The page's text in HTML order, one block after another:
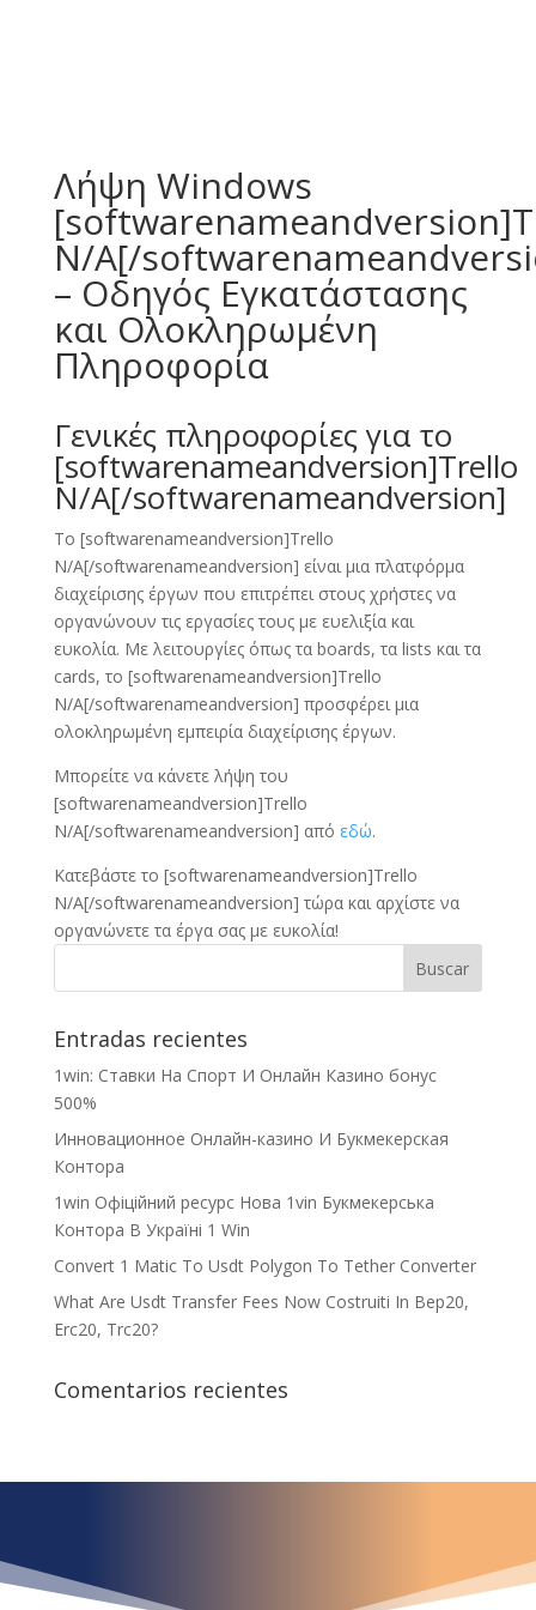
Λήψη Windows
N/A[/
– Οδηγός Εγκατάστασης
και Ολοκληρωμένη
Πληροφορία
Γενικές πληροφορίες για το
[softwarenameandversion]Trello
N/A[/softwarenameandversion]
Το [softwarenameandversion]Trello
N/A[/softwarenameandversion] είναι μια πλατφόρμα
διαχείρισης έργων που επιτρέπει στους χρήστες να
οργανώνουν τις εργασίες τους με ευελιξία και
ευκολία. Με λειτουργίες όπως τα boards, τα lists και τα
cards, το [softwarenameandversion]Trello
N/A[/softwarenameandversion] προσφέρει μια
ολοκληρωμένη εμπειρία διαχείρισης έργων.
Μπορείτε να κάνετε λήψη του
[softwarenameandversion]Trello
N/A[/softwarenameandversion] από εδώ.
Κατεβάστε το [softwarenameandversion]Trello
N/A[/softwarenameandversion] τώρα και αρχίστε να
οργανώνετε τα έργα σας με ευκολία!
Entradas recientes
1win: Ставки На Cпорт И Онлайн Казино бонус
500%
Инновационное Онлайн-казино И Букмекерская
Контора
1win Офіційний ресурс Нова 1vin Букмекерська
Контора В Україні 1 Win
Convert 1 Matic To Usdt Polygon To Tether Converter
What Are Usdt Transfer Fees Now Costruiti In Bep20,
Erc20, Trc20?
Comentarios recientes